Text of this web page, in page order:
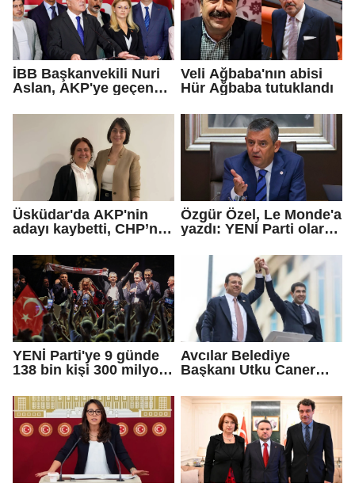
İBB Başkanvekili Nuri
Aslan, AKP'ye geçen
iddialarına yanıt verdi
Veli Ağbaba'nın abisi
Hür Ağbaba tutuklandı
Üsküdar'da AKP'nin
adayı kaybetti, CHP’nin
Çetinkaya Başkan
Vekili seçildi
Özgür Özel, Le Monde'a
yazdı: YENİ Parti olarak
öneriyoruz
YENİ Parti'ye 9 günde
138 bin kişi 300 milyon
Avcılar Belediye
Başkanı Utku Caner
kararı